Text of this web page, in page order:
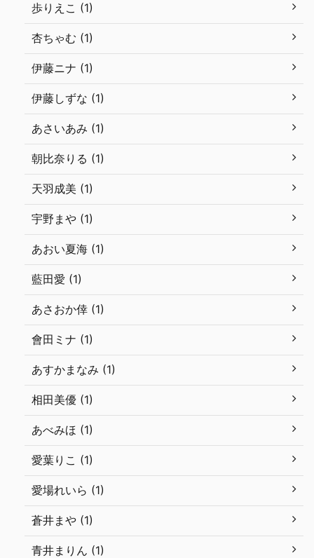
歩りえこ (1)
杏ちゃむ (1)
伊藤ニナ (1)
伊藤しずな (1)
あさいあみ (1)
朝比奈りる (1)
天羽成美 (1)
宇野まや (1)
あおい夏海 (1)
藍田愛 (1)
あさおか倖 (1)
會田ミナ (1)
あすかまなみ (1)
相田美優 (1)
あべみほ (1)
愛葉りこ (1)
愛場れいら (1)
蒼井まや (1)
青井まりん (1)